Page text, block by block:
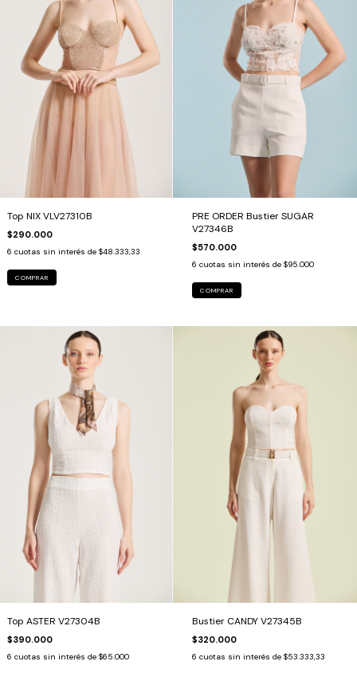
Top NIX VLV27310B
$290.000
6 cuotas sin interés de $48.333,33
COMPRAR
PRE ORDER Bustier SUGAR
V27346B
$570.000
6 cuotas sin interés de $95.000
COMPRAR
Top ASTER V27304B
$390.000
6 cuotas sin interés de $65.000
Bustier CANDY V27345B
$320.000
6 cuotas sin interés de $53.333,33